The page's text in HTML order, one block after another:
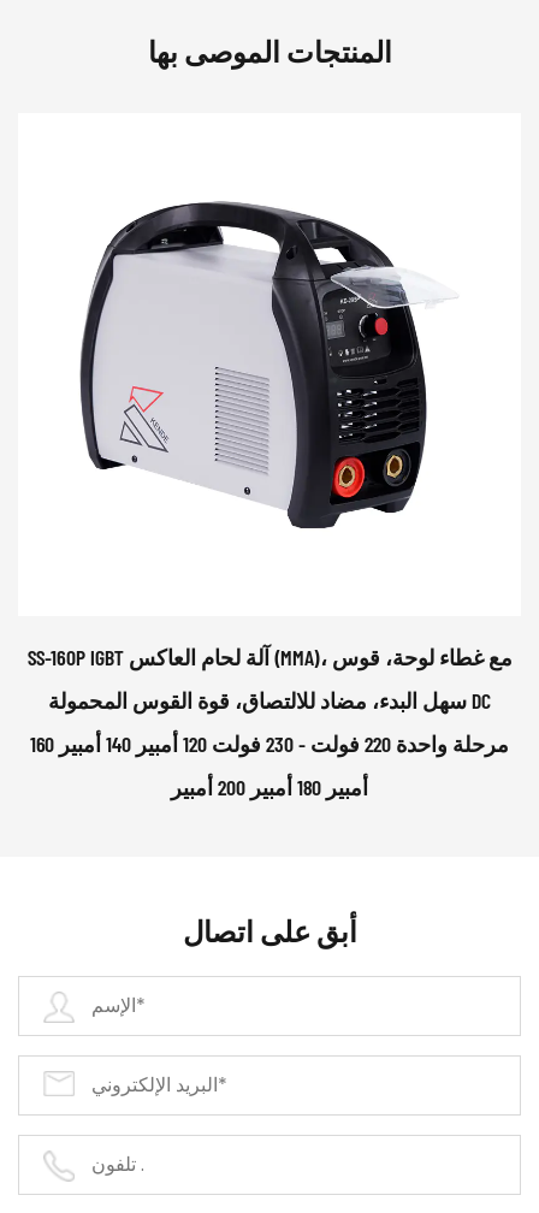
المنتجات الموصى بها
SS-160P IGBT آلة لحام العاكس (MMA)، مع غطاء لوحة، قوس
سهل البدء، مضاد للالتصاق، قوة القوس المحمولة DC
مرحلة واحدة 220 فولت - 230 فولت 120 أمبير 140 أمبير 160
أمبير 180 أمبير 200 أمبير
أبق على اتصال